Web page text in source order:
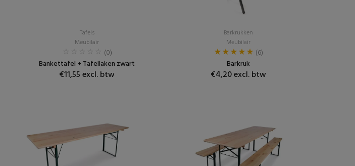
Tafels
Meubilair
(0)
Bankettafel + Tafellaken zwart
€11,55 excl. btw
Barkrukken
Meubilair
(6)
Barkruk
€4,20 excl. btw